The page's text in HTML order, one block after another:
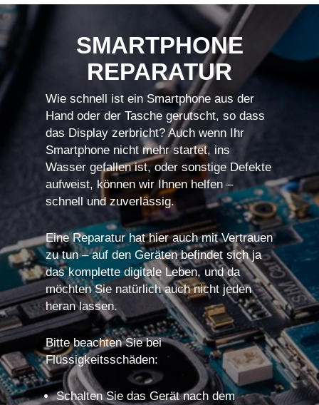
SMARTPHONE
REPARATUR
Wie schnell ist ein Smartphone aus der
Hand oder der Tasche gerutscht, so dass
das Display zerbricht? Auch wenn Ihr
Smartphone nicht mehr startet, ins
Wasser gefallen ist, oder sonstige Defekte
aufweist, können wir Ihnen helfen –
schnell und zuverlässig.
Eine Reparatur hat hier auch mit Vertrauen
zu tun – auf den Geräten befindet sich ja
das komplette digitale Leben, und da
möchten Sie natürlich auch nicht jeden
heran lassen.
Bitte beachten Sie bei
Flüssigkeitsschäden:
Schalten Sie das Gerät nach dem